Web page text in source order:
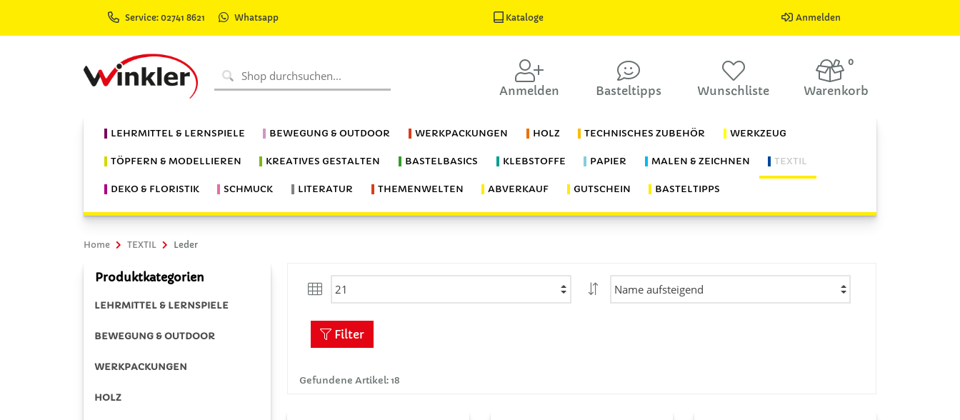
Service: 02741 8621 Whatsapp Kataloge Anmelden
Anmelden Basteltipps Wunschliste
0
Warenkorb
LEHRMITTEL & LERNSPIELE BEWEGUNG & OUTDOOR WERKPACKUNGEN HOLZ TECHNISCHES ZUBEHÖR WERKZEUG
TÖPFERN & MODELLIEREN KREATIVES GESTALTEN BASTELBASICS KLEBSTOFFE PAPIER MALEN & ZEICHNEN TEXTIL
DEKO & FLORISTIK SCHMUCK LITERATUR THEMENWELTEN ABVERKAUF GUTSCHEIN BASTELTIPPS
Home TEXTIL Leder
Produktkategorien
LEHRMITTEL & LERNSPIELE
BEWEGUNG & OUTDOOR
WERKPACKUNGEN
HOLZ
Gefundene Artikel: 18
Filter